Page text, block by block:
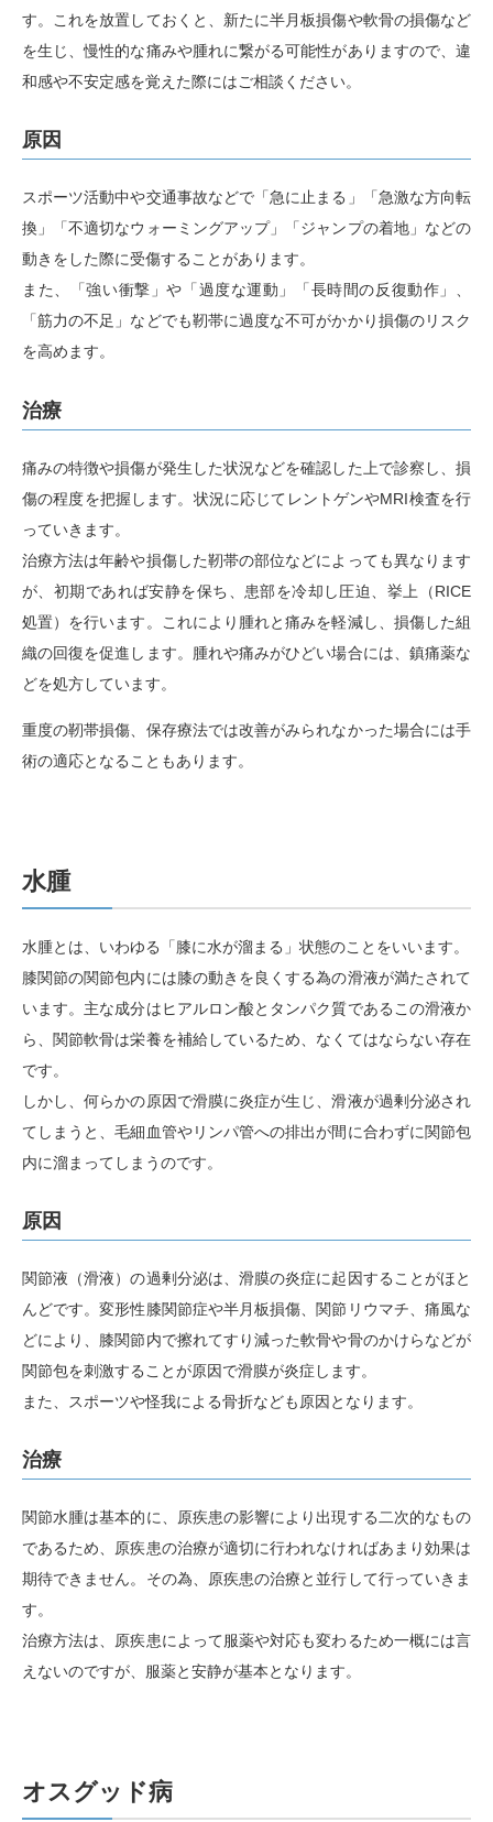
す。これを放置しておくと、新たに半月板損傷や軟骨の損傷など
を生じ、慢性的な痛みや腫れに繋がる可能性がありますので、違
和感や不安定感を覚えた際にはご相談ください。
原因
スポーツ活動中や交通事故などで「急に止まる」「急激な方向転
換」「不適切なウォーミングアップ」「ジャンプの着地」などの
動きをした際に受傷することがあります。
また、「強い衝撃」や「過度な運動」「長時間の反復動作」、
「筋力の不足」などでも靭帯に過度な不可がかかり損傷のリスク
を高めます。
治療
痛みの特徴や損傷が発生した状況などを確認した上で診察し、損
傷の程度を把握します。状況に応じてレントゲンやMRI検査を行
っていきます。
治療方法は年齢や損傷した靭帯の部位などによっても異なります
が、初期であれば安静を保ち、患部を冷却し圧迫、挙上（RICE
処置）を行います。これにより腫れと痛みを軽減し、損傷した組
織の回復を促進します。腫れや痛みがひどい場合には、鎮痛薬な
どを処方しています。
重度の靭帯損傷、保存療法では改善がみられなかった場合には手
術の適応となることもあります。
水腫
水腫とは、いわゆる「膝に水が溜まる」状態のことをいいます。
膝関節の関節包内には膝の動きを良くする為の滑液が満たされて
います。主な成分はヒアルロン酸とタンパク質であるこの滑液か
ら、関節軟骨は栄養を補給しているため、なくてはならない存在
です。
しかし、何らかの原因で滑膜に炎症が生じ、滑液が過剰分泌され
てしまうと、毛細血管やリンパ管への排出が間に合わずに関節包
内に溜まってしまうのです。
原因
関節液（滑液）の過剰分泌は、滑膜の炎症に起因することがほと
んどです。変形性膝関節症や半月板損傷、関節リウマチ、痛風な
どにより、膝関節内で擦れてすり減った軟骨や骨のかけらなどが
関節包を刺激することが原因で滑膜が炎症します。
また、スポーツや怪我による骨折なども原因となります。
治療
関節水腫は基本的に、原疾患の影響により出現する二次的なもの
であるため、原疾患の治療が適切に行われなければあまり効果は
期待できません。その為、原疾患の治療と並行して行っていきま
す。
治療方法は、原疾患によって服薬や対応も変わるため一概には言
えないのですが、服薬と安静が基本となります。
オスグッド病